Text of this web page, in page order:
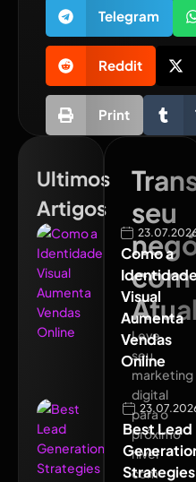
Ultimos
Artigos
Como a
Visual
Aumenta
Vendas
Online
Best Lead
seu
com
Leve
seu
marketing
digital
para o
próximo
nível
com
Telegram
Reddit
Print